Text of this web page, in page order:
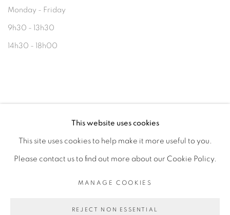
Monday - Friday
9h30 - 13h30
14h30 - 18h00
contact@bramelorenceau.com
COPYRIGHT © 2026 BRAME & LORENCEAU
This website uses cookies
This site uses cookies to help make it more useful to you.
Please contact us to find out more about our Cookie Policy.
MANAGE COOKIES
REJECT NON ESSENTIAL